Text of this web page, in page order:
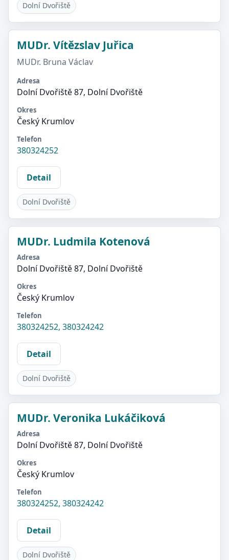
Dolní Dvořiště
MUDr. Vítězslav Juřica
MUDr. Bruna Václav
Adresa
Dolní Dvořiště 87, Dolní Dvořiště
Okres
Český Krumlov
Telefon
380324252
Detail
Dolní Dvořiště
MUDr. Ludmila Kotenová
Adresa
Dolní Dvořiště 87, Dolní Dvořiště
Okres
Český Krumlov
Telefon
380324252, 380324242
Detail
Dolní Dvořiště
MUDr. Veronika Lukáčiková
Adresa
Dolní Dvořiště 87, Dolní Dvořiště
Okres
Český Krumlov
Telefon
380324252, 380324242
Detail
Dolní Dvořiště